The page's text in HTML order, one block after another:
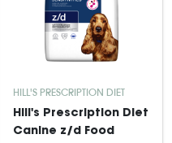
HILL'S PRESCRIPTION DIET
Hill's Prescription Diet
Canine z/d Food